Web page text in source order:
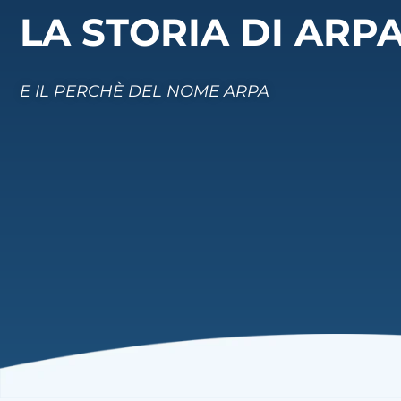
LA STORIA DI
E IL PERCHÈ DEL NOME ARPA